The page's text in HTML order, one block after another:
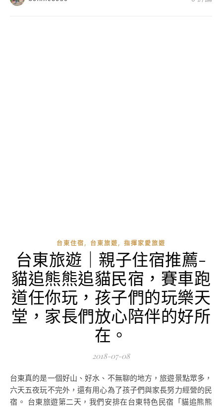
台東住宿, 台東旅遊, 指揮家愛旅遊
台東旅遊｜親子住宿推薦-
貓追熊熊追貓民宿，賽車跑
道任你玩，孩子們的玩樂天
堂，家長們放心陪伴的好所
在。
2018-07-08
台東真的是一個好山、好水、不無聊的地方，旅遊景點眾多，
六天五夜玩不完外，還有用心為了孩子們與家長努力經營的民
宿。 台東旅遊第二天，我們安排在台東特色民宿「貓追熊熊